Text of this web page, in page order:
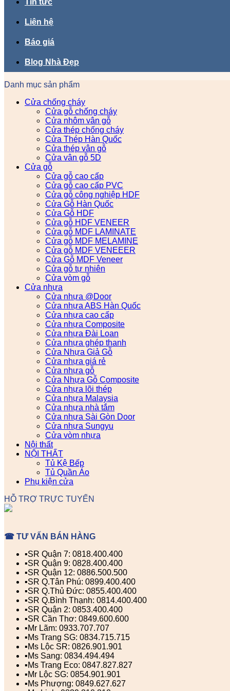
Tin tức
Liên hệ
Báo giá
Blog Nhà Đẹp
Danh mục sản phẩm
Cửa chống cháy
Cửa gỗ chống cháy
Cửa nhôm vân gỗ
Cửa thép chống cháy
Cửa Thép Hàn Quốc
Cửa thép vân gỗ
Cửa vân gỗ 5D
Cửa gỗ
Cửa gỗ cao cấp
Cửa gỗ cao cấp PVC
Cửa gỗ công nghiệp HDF
Cửa Gỗ Hàn Quốc
Cửa Gỗ HDF
Cửa gỗ HDF VENEER
Cửa gỗ MDF LAMINATE
Cửa gỗ MDF MELAMINE
Cửa gỗ MDF VENEEER
Cửa Gỗ MDF Veneer
Cửa gỗ tự nhiên
Cửa vòm gỗ
Cửa nhựa
Cửa nhựa @Door
Cửa nhựa ABS Hàn Quốc
Cửa nhựa cao cấp
Cửa nhựa Composite
Cửa nhựa Đài Loan
Cửa nhựa ghép thanh
Cửa Nhựa Giả Gỗ
Cửa nhựa giá rẻ
Cửa nhựa gỗ
Cửa Nhựa Gỗ Composite
Cửa nhựa lõi thép
Cửa nhựa Malaysia
Cửa nhựa nhà tắm
Cửa nhựa Sài Gòn Door
Cửa nhựa Sungyu
Cửa vòm nhựa
Nội thất
NỘI THẤT
Tủ Kệ Bếp
Tủ Quần Áo
Phụ kiện cửa
HỖ TRỢ TRỰC TUYẾN
☎ TƯ VẤN BÁN HÀNG
▪️SR Quận 7: 0818.400.400
▪️SR Quận 9: 0828.400.400
▪️SR Quận 12: 0886.500.500
▪️SR Q.Tân Phú: 0899.400.400
▪️SR Q.Thủ Đức: 0855.400.400
▪️SR Q.Bình Thạnh: 0814.400.400
▪️SR Quận 2: 0853.400.400
▪️SR Cần Thơ: 0849.600.600
▪️Mr Lãm: 0933.707.707
▪️Ms Trang SG: 0834.715.715
▪️Ms Lộc SR: 0826.901.901
▪️Ms Sang: 0834.494.494
▪️Ms Trang Eco: 0847.827.827
▪️Mr Lộc SG: 0854.901.901
▪️Ms Phượng: 0849.627.627